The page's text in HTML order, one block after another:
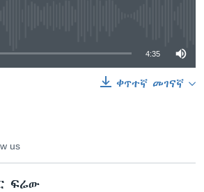
source currently available
4:35
ቀጥተኛ መገናኛ
us
ፍሬው